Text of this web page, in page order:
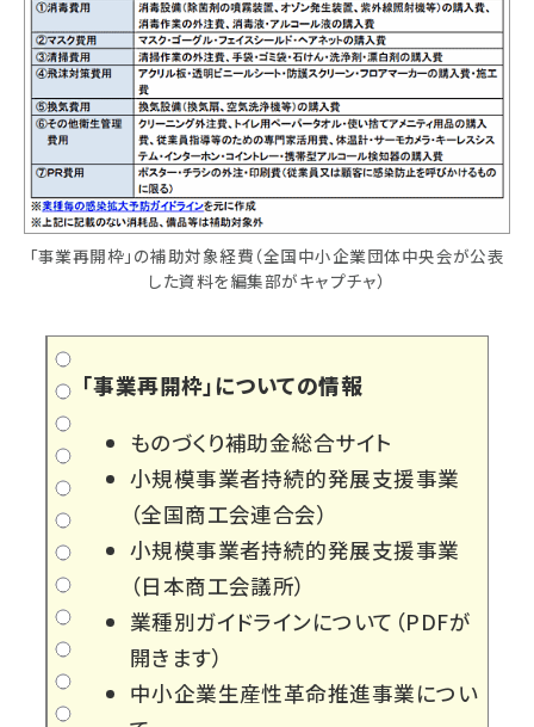
「事業再開枠」の補助対象経費（全国中小企業団体中央会が公表
した資料を編集部がキャプチャ）
「事業再開枠」についての情報
ものづくり補助金総合サイト
小規模事業者持続的発展支援事業
（全国商工会連合会）
小規模事業者持続的発展支援事業
（日本商工会議所）
業種別ガイドラインについて （PDFが
開きます）
中小企業生産性革命推進事業につい